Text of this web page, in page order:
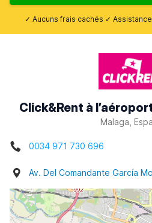
✓ Aucuns frais cachés ✓
Click&Rent à
Malaga,
0034 971 730 696
Av. Del Comandante García